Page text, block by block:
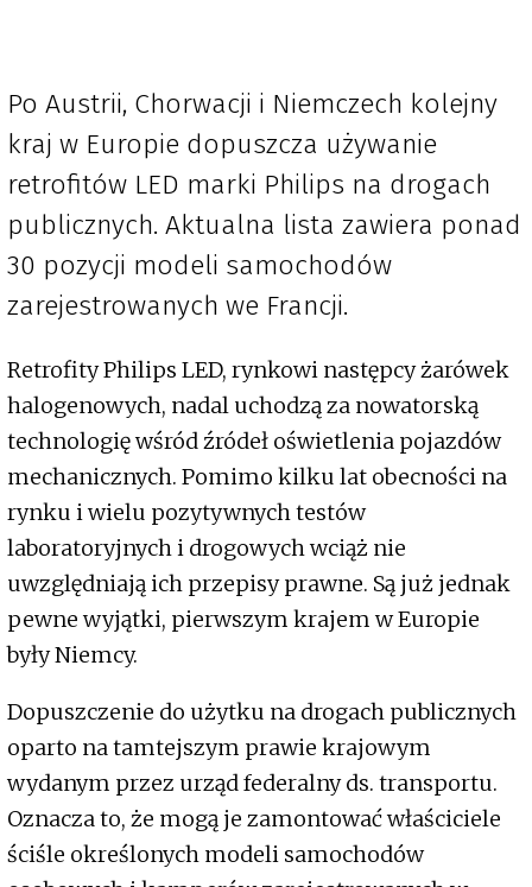
Po Austrii, Chorwacji i Niemczech kolejny
kraj w Europie dopuszcza używanie
retrofitów LED marki Philips na drogach
publicznych. Aktualna lista zawiera ponad
30 pozycji modeli samochodów
zarejestrowanych we Francji.
Retrofity Philips LED, rynkowi następcy żarówek
halogenowych, nadal uchodzą za nowatorską
technologię wśród źródeł oświetlenia pojazdów
mechanicznych. Pomimo kilku lat obecności na
rynku i wielu pozytywnych testów
laboratoryjnych i drogowych wciąż nie
uwzględniają ich przepisy prawne. Są już jednak
pewne wyjątki, pierwszym krajem w Europie
były Niemcy.
Dopuszczenie do użytku na drogach publicznych
oparto na tamtejszym prawie krajowym
wydanym przez urząd federalny ds. transportu.
Oznacza to, że mogą je zamontować właściciele
ściśle określonych modeli samochodów